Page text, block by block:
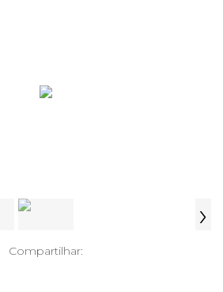
›
Compartilhar: